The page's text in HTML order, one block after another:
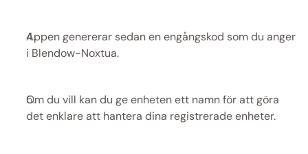
Appen genererar sedan en engångskod som du anger
i Blendow-Noxtua.
Om du vill kan du ge enheten ett namn för att göra
det enklare att hantera dina registrerade enheter.